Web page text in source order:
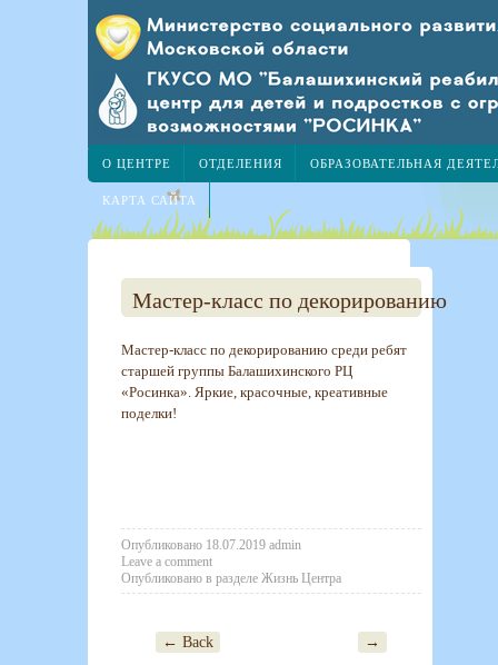
О ЦЕНТРЕ ОТДЕЛЕНИЯ ОБРАЗОВАТЕЛЬНАЯ
КАРТА САЙТА
Мастер-класс по декорированию
Мастер-класс по декорированию среди ребят
старшей группы Балашихинского РЦ
«Росинка». Яркие, красочные, креативные
поделки!
Опубликовано 18.07.2019 admin
Leave a comment
Опубликовано в разделе Жизнь Центра
Post navigation
← Back →